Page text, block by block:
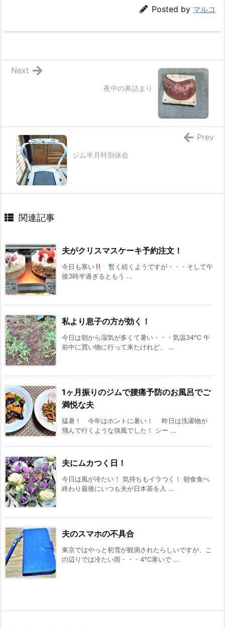
Posted by マルコ
夜中の鼻詰まり
Next
ジム半月特別休会
Prev
関連記事
夫がクリスマスケーキ予約注文！
今日も寒い
暫く続くようですが・・・そして午
後3時半過ぎるともう ...
私より息子の方が効く！
今日は朝から湿気が多くて暑い・・・気温34℃ 午
前中に買い物に行って来たけれど、 ...
1ヶ月振りのジムで腰痛予防のお風呂でご
満悦な夫
猛暑！ 今年はホントに暑い！ 昨日は洗濯物が
飛んで行くような強風でした！ シー ...
夫にムカつく日！
今日は風が冷たい！ 気持ちもイラつく！ 朝食食べ
終わり最後にいつも夫が日本茶を入 ...
夫のスマホの不具合
東京ではやっと初雪が観測されたらしいですが、こ
の辺りでは冷たい雨・・・4℃寒いで ...